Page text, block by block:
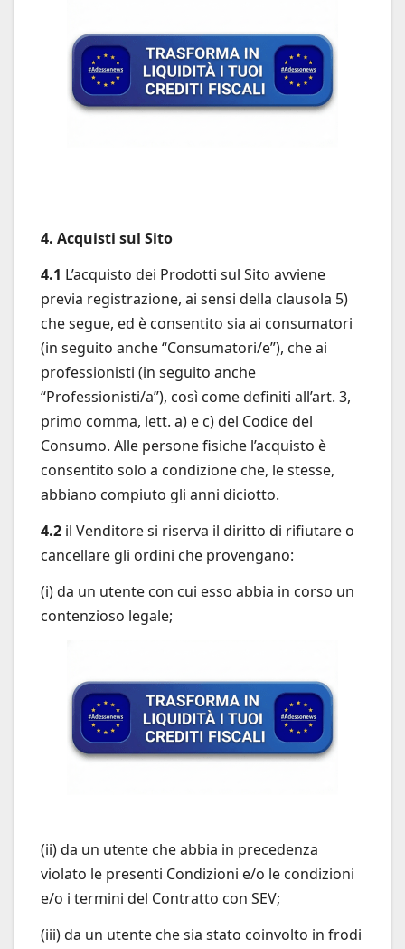
4. Acquisti sul Sito
4.1 L’acquisto dei Prodotti sul Sito avviene
previa registrazione, ai sensi della clausola 5)
che segue, ed è consentito sia ai consumatori
(in seguito anche “Consumatori/e”), che ai
professionisti (in seguito anche
“Professionisti/a”), così come definiti all’art. 3,
primo comma, lett. a) e c) del Codice del
Consumo. Alle persone fisiche l’acquisto è
consentito solo a condizione che, le stesse,
abbiano compiuto gli anni diciotto.
4.2 il Venditore si riserva il diritto di rifiutare o
cancellare gli ordini che provengano:
(i) da un utente con cui esso abbia in corso un
contenzioso legale;
(ii) da un utente che abbia in precedenza
violato le presenti Condizioni e/o le condizioni
e/o i termini del Contratto con SEV;
(iii) da un utente che sia stato coinvolto in frodi